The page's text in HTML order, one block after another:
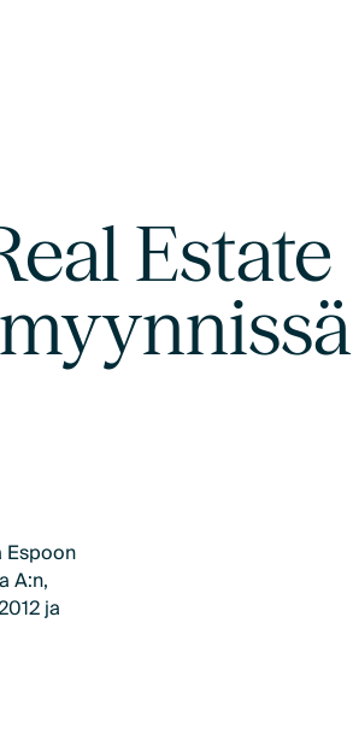
Estate
Espoon
A:n,
ja